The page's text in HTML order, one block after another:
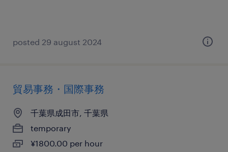
posted 29 august 2024
貿易事務・国際事務
千葉県成田市, 千葉県
temporary
¥1800.00 per hour